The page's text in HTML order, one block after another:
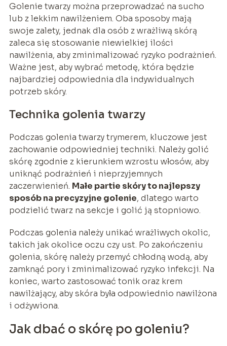
Golenie twarzy można przeprowadzać na sucho
lub z lekkim nawilżeniem. Oba sposoby mają
swoje zalety, jednak dla osób z wrażliwą skórą
zaleca się stosowanie niewielkiej ilości
nawilżenia, aby zminimalizować ryzyko podrażnień.
Ważne jest, aby wybrać metodę, która będzie
najbardziej odpowiednia dla indywidualnych
potrzeb skóry.
Technika golenia twarzy
Podczas golenia twarzy trymerem, kluczowe jest
zachowanie odpowiedniej techniki. Należy golić
skórę zgodnie z kierunkiem wzrostu włosów, aby
uniknąć podrażnień i nieprzyjemnych
zaczerwienień. Małe partie skóry to najlepszy
sposób na precyzyjne golenie, dlatego warto
podzielić twarz na sekcje i golić ją stopniowo.
Podczas golenia należy unikać wrażliwych okolic,
takich jak okolice oczu czy ust. Po zakończeniu
golenia, skórę należy przemyć chłodną wodą, aby
zamknąć pory i zminimalizować ryzyko infekcji. Na
koniec, warto zastosować tonik oraz krem
nawilżający, aby skóra była odpowiednio nawilżona
i odżywiona.
Jak dbać o skórę po goleniu?